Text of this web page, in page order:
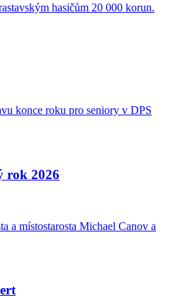
hasičům 20 000 korun.
konce roku pro seniory v DPS
rok 2026
a místostarosta Michael Canov a